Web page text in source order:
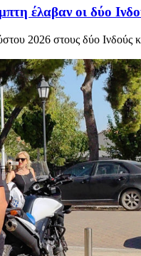
έλαβαν οι δύο
2026 στους δύο Ινδούς